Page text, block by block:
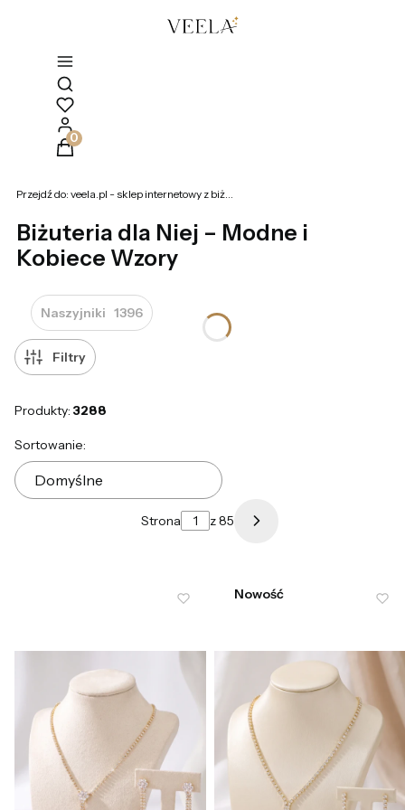
Otwórz wyszukiwarkę
Produkty w koszyku: 0. Zobacz szczegóły
Przejdź do: veela.pl - sklep internetowy z biżuterią
Biżuteria dla Niej – Modne i
Kobiece Wzory
Naszyjniki 1396
Filtry
Produkty: 3288
Lista produktów
Sortowanie:
Domyślne
Strona z 85 Następne produkty
Nowość